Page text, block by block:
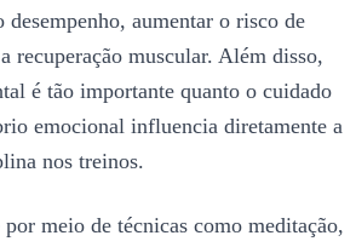
desempenho, aumentar o risco de
recuperação muscular. Além disso,
é tão importante quanto o cuidado
emocional influencia diretamente a
nos treinos.
por meio de técnicas como meditação,